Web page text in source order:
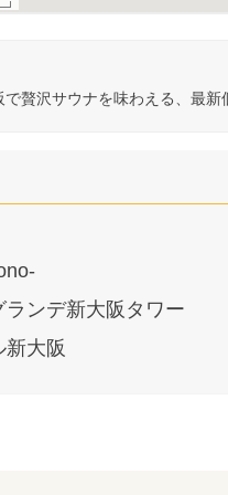
で贅沢サウナを味わえる、最
ンデ新大阪タワー
新大阪